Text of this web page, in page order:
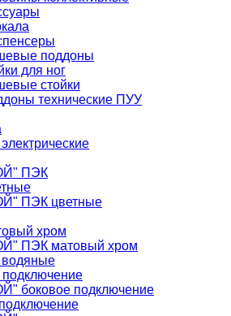
поддоны
для ног
стойки
технические ПУУ
ПЭК
ПЭК цветные
хром
ПЭК матовый хром
водяные
боковое подключение